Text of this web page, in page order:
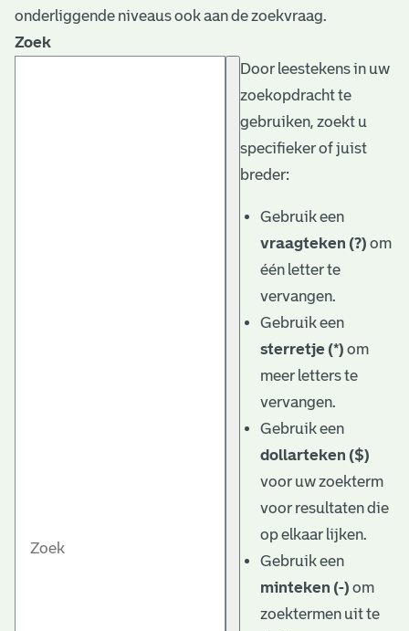
onderliggende niveaus ook aan de zoekvraag.
Zoek
Door leestekens in uw
zoekopdracht te
gebruiken, zoekt u
specifieker of juist
breder:
Gebruik een
vraagteken (?) om
één letter te
vervangen.
Gebruik een
sterretje (*) om
meer letters te
vervangen.
Gebruik een
dollarteken ($)
voor uw zoekterm
voor resultaten die
op elkaar lijken.
Gebruik een
minteken (-) om
zoektermen uit te